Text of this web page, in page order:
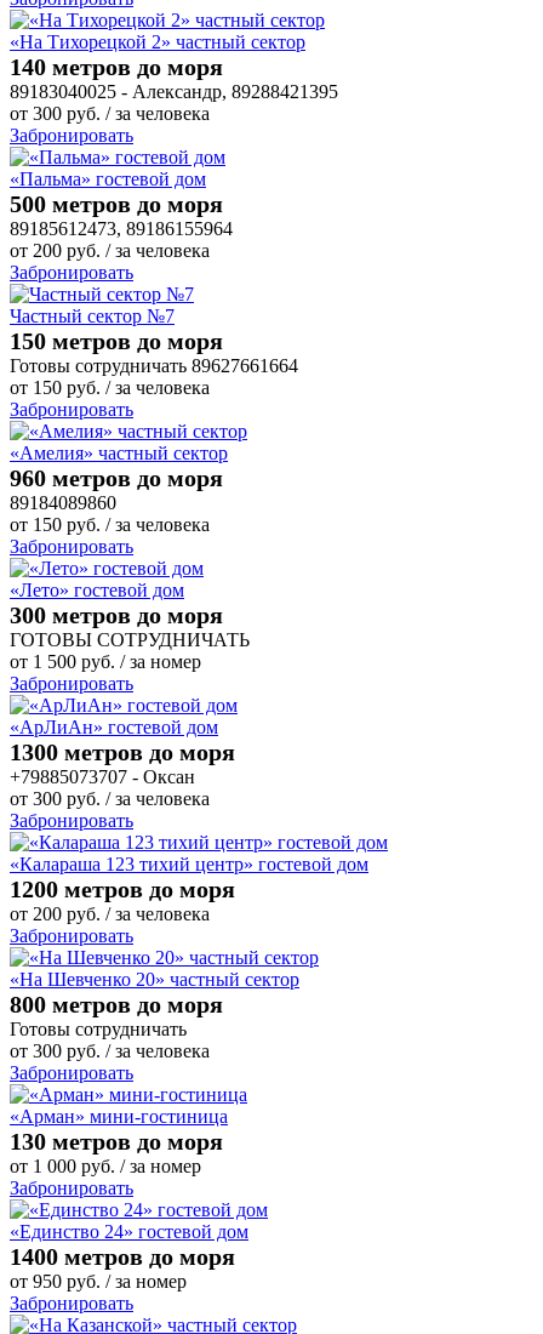
«На Тихорецкой 2» частный сектор
140 метров до моря
89183040025 - Александр, 89288421395
от 300 руб. / за человека
Забронировать
«Пальма» гостевой дом
500 метров до моря
89185612473, 89186155964
от 200 руб. / за человека
Забронировать
Частный сектор №7
150 метров до моря
Готовы сотрудничать 89627661664
от 150 руб. / за человека
Забронировать
«Амелия» частный сектор
960 метров до моря
89184089860
от 150 руб. / за человека
Забронировать
«Лето» гостевой дом
300 метров до моря
ГОТОВЫ СОТРУДНИЧАТЬ
от 1 500 руб. / за номер
Забронировать
«АрЛиАн» гостевой дом
1300 метров до моря
+79885073707 - Оксан
от 300 руб. / за человека
Забронировать
«Калараша 123 тихий центр» гостевой дом
1200 метров до моря
от 200 руб. / за человека
Забронировать
«На Шевченко 20» частный сектор
800 метров до моря
Готовы сотрудничать
от 300 руб. / за человека
Забронировать
«Арман» мини-гостиница
130 метров до моря
от 1 000 руб. / за номер
Забронировать
«Единство 24» гостевой дом
1400 метров до моря
от 950 руб. / за номер
Забронировать